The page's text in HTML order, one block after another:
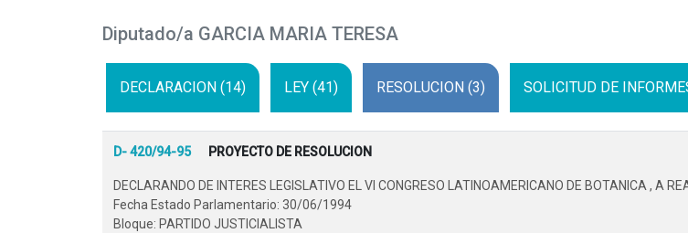
Diputado/a GARCIA MARIA TERESA
DECLARACION (14) LEY (41) RESOLUCION (3) SOLICITUD DE
D- 420/94-95 PROYECTO DE RESOLUCION
DECLARANDO DE INTERES LEGISLATIVO EL VI CONGRESO LATINOAMERICANO DE BOTANICA , A
Fecha Estado Parlamentario: 30/06/1994
Bloque: PARTIDO JUSTICIALISTA